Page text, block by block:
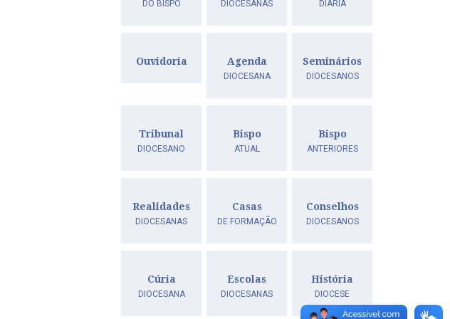
DO BISPO DIOCESANAS DIÁRIA
Ouvidoria Agenda
DIOCESANA
Seminários
DIOCESANOS
Tribunal
DIOCESANO
Bispo
ATUAL
Bispo
ANTERIORES
Realidades
DIOCESANAS
Casas
DE FORMAÇÃO
Conselhos
DIOCESANOS
Cúria
DIOCESANA
Escolas
DIOCESANAS
História
DIOCESE